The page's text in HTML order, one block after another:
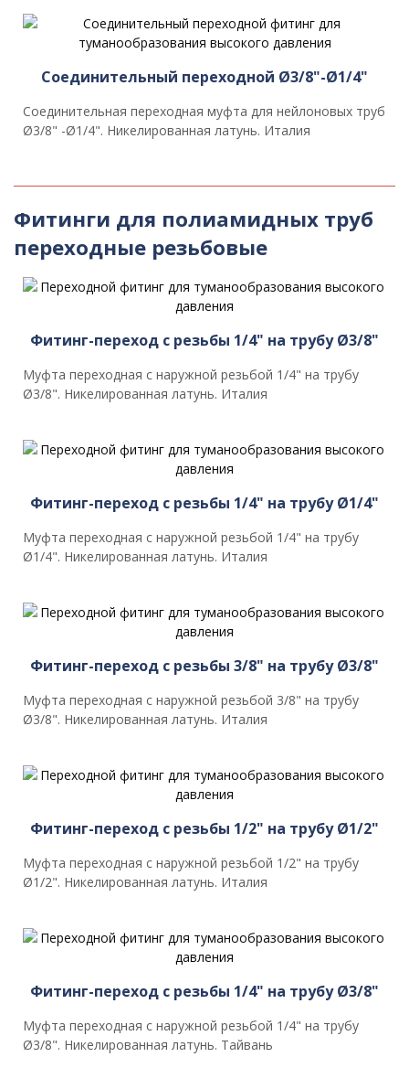
Соединительный переходной Ø3/8"-Ø1/4"
Соединительная переходная муфта для нейлоновых труб
Ø3/8" -Ø1/4". Никелированная латунь. Италия
Фитинги для полиамидных труб
переходные резьбовые
Фитинг-переход с резьбы 1/4" на трубу Ø3/8"
Муфта переходная с наружной резьбой 1/4" на трубу
Ø3/8". Никелированная латунь. Италия
Фитинг-переход с резьбы 1/4" на трубу Ø1/4"
Муфта переходная с наружной резьбой 1/4" на трубу
Ø1/4". Никелированная латунь. Италия
Фитинг-переход с резьбы 3/8" на трубу Ø3/8"
Муфта переходная с наружной резьбой 3/8" на трубу
Ø3/8". Никелированная латунь. Италия
Фитинг-переход с резьбы 1/2" на трубу Ø1/2"
Муфта переходная с наружной резьбой 1/2" на трубу
Ø1/2". Никелированная латунь. Италия
Фитинг-переход с резьбы 1/4" на трубу Ø3/8"
Муфта переходная с наружной резьбой 1/4" на трубу
Ø3/8". Никелированная латунь. Тайвань